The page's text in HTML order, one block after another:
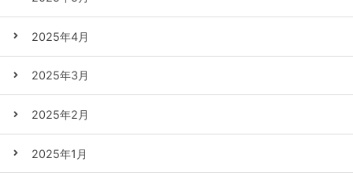
2025年4月
2025年3月
2025年2月
2025年1月